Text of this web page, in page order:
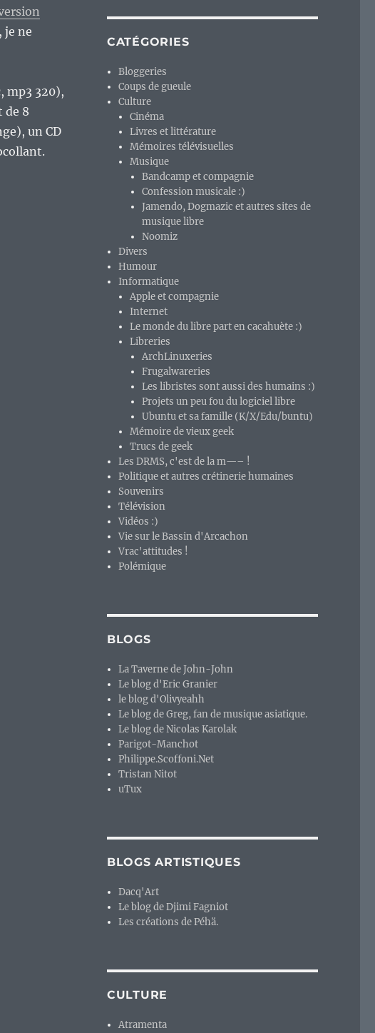
je ne
mp3 320),
de 8
un CD
trees » : ou comment un petit groupe offre du vrai « deluxe » à
CATÉGORIES
Bloggeries
Coups de gueule
Culture
Cinéma
Livres et littérature
Mémoires télévisuelles
Musique
Bandcamp et compagnie
Confession musicale :)
Jamendo, Dogmazic et autres sites de
musique libre
Noomiz
Divers
Humour
Informatique
Apple et compagnie
Internet
Le monde du libre part en cacahuète :)
Libreries
ArchLinuxeries
Frugalwareries
Les libristes sont aussi des humains :)
Projets un peu fou du logiciel libre
Ubuntu et sa famille (K/X/Edu/buntu)
Mémoire de vieux geek
Trucs de geek
Les DRMS, c'est de la m—– !
Politique et autres crétinerie humaines
Souvenirs
Télévision
Vidéos :)
Vie sur le Bassin d'Arcachon
Vrac'attitudes !
Polémique
BLOGS
La Taverne de John-John
Le blog d'Eric Granier
le blog d'Olivyeahh
Le blog de Greg, fan de musique asiatique.
Le blog de Nicolas Karolak
Parigot-Manchot
Philippe.Scoffoni.Net
Tristan Nitot
uTux
BLOGS ARTISTIQUES
Dacq'Art
Le blog de Djimi Fagniot
Les créations de Péhä.
CULTURE
Atramenta